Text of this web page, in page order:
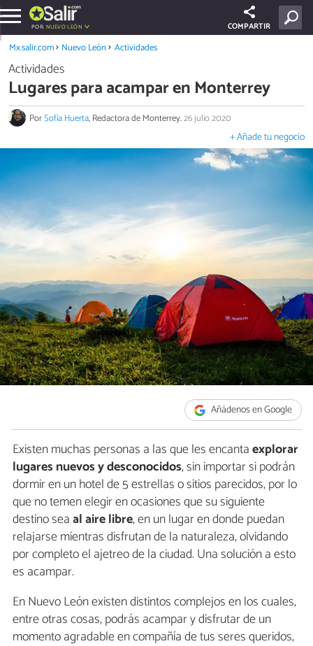
POR: NUEVO LEÓN COMPARTIR
Mx.salir.com Nuevo León Actividades
Actividades
Lugares para acampar en Monterrey
PorSofía Huerta, Redactora de Monterrey.26 julio 2020
+ Añade tu negocio
Añádenos en Google
Existen muchas personas a las que les encantaexplorar
lugares nuevos y desconocidos, sin importar si podrán
dormir en un hotel de 5 estrellas o sitios parecidos, por lo
que no temen elegir en ocasiones que su siguiente
destino seaal aire libre, en un lugar en donde puedan
relajarse mientras disfrutan de la naturaleza, olvidando
por completo el ajetreo de la ciudad. Una solución a esto
es acampar.
En Nuevo León existen distintos complejos en los cuales,
entre otras cosas, podrás acampar y disfrutar de un
momento agradable en compañía de tus seres queridos,